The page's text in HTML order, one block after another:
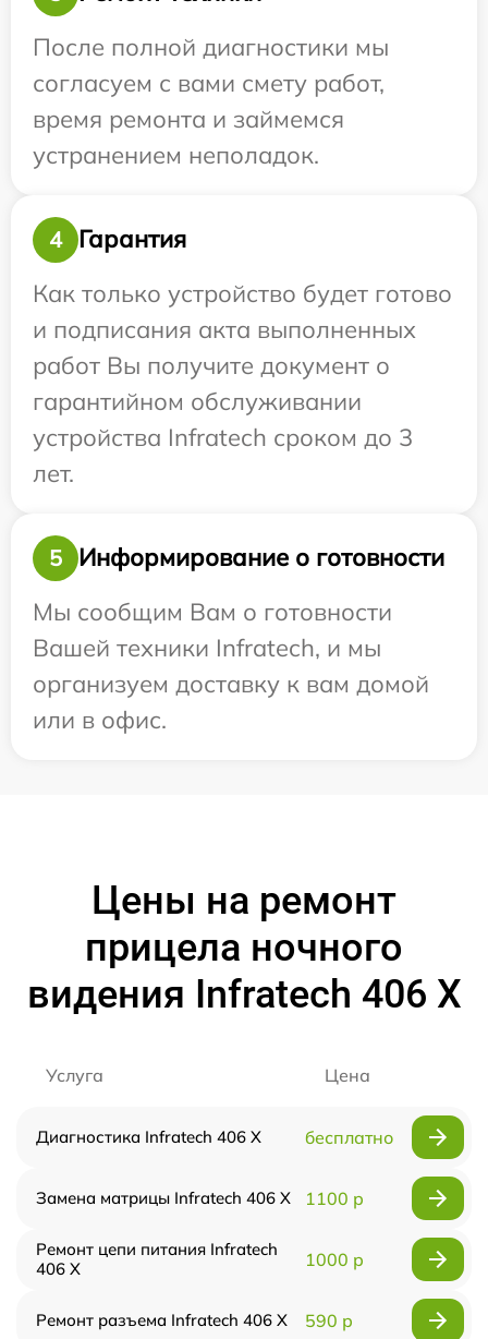
После полной диагностики мы
согласуем с вами смету работ,
время ремонта и займемся
устранением неполадок.
4
Гарантия
Как только устройство будет готово
и подписания акта выполненных
работ Вы получите документ о
гарантийном обслуживании
устройства Infratech сроком до 3
лет.
5
Информирование о готовности
Мы сообщим Вам о готовности
Вашей техники Infratech, и мы
организуем доставку к вам домой
или в офис.
Цены на ремонт
прицела ночного
видения Infratech 406 Х
Услуга Цена
Диагностика Infratech 406 Х бесплатно
Замена матрицы Infratech 406 Х 1100 р
Ремонт цепи питания Infratech
406 Х
1000 р
Ремонт разъема Infratech 406 Х 590 р